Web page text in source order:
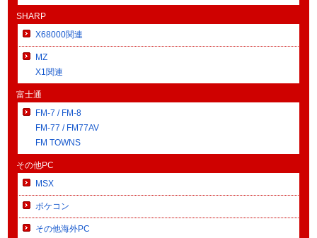
SHARP
X68000関連
MZ
X1関連
富士通
FM-7 / FM-8
FM-77 / FM77AV
FM TOWNS
その他PC
MSX
ポケコン
その他海外PC